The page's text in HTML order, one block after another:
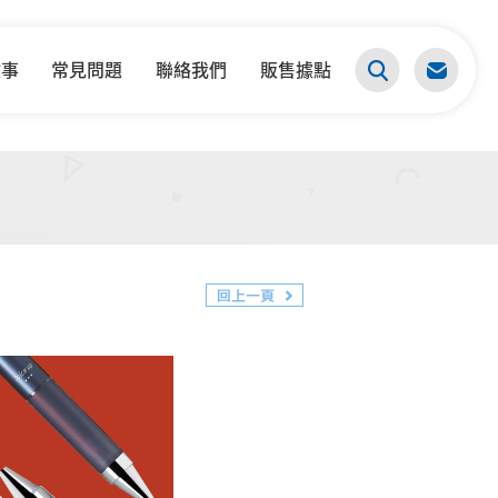
常見問題 聯絡我們 販售據點